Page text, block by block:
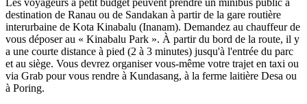
destination de Ranau ou de Sandakan à partir de la gare routière
interurbaine de Kota Kinabalu (Inanam). Demandez au chauffeur de
vous déposer au « Kinabalu Park ». À partir du bord de la route, il y
a une courte distance à pied (2 à 3 minutes) jusqu'à l'entrée du parc
et au siège. Vous devrez organiser vous-même votre trajet en taxi ou
via Grab pour vous rendre à Kundasang, à la ferme laitière Desa ou
à Poring.